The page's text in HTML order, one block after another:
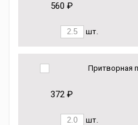
560 ₽
шт.
Притворная
372 ₽
шт.